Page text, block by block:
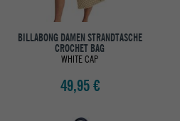
BILLABONG DAMEN STRANDTASCHE
CROCHET BAG
WHITE CAP
49,95 €